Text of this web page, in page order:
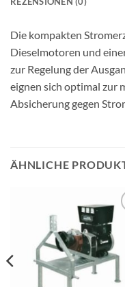
Die kompakten
Dieselmotoren und
zur Regelung der
eignen sich optimal zur
Absicherung gegen
ÄHNLICHE